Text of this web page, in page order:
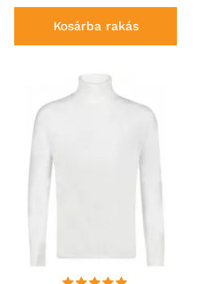
Kosárba rakás